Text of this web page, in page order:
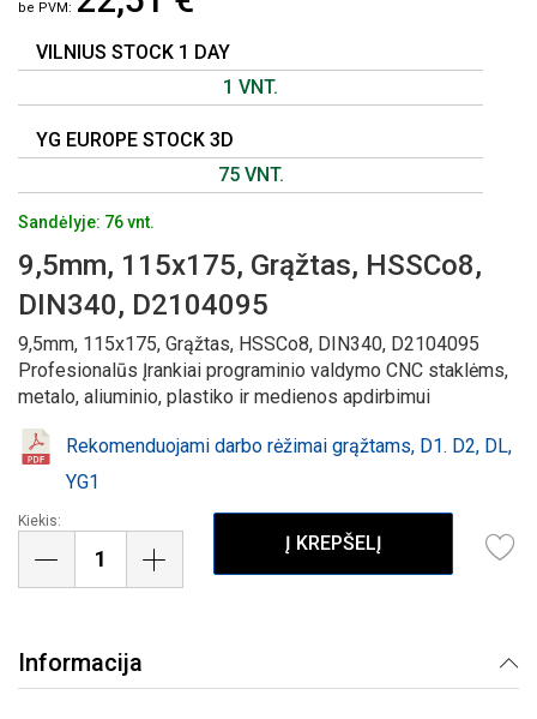
PRADŽIĄ
VILNIUS STOCK 1 DAY
1 VNT.
YG EUROPE STOCK 3D
75 VNT.
Sandėlyje: 76 vnt.
9,5mm, 115x175, Grąžtas, HSSCo8,
DIN340, D2104095
9,5mm, 115x175, Grąžtas, HSSCo8, DIN340, D2104095
Profesionalūs Įrankiai programinio valdymo CNC staklėms,
metalo, aliuminio, plastiko ir medienos apdirbimui
Rekomenduojami darbo rėžimai grąžtams, D1. D2, DL,
YG1
Kiekis:
Į KREPŠELĮ
Informacija